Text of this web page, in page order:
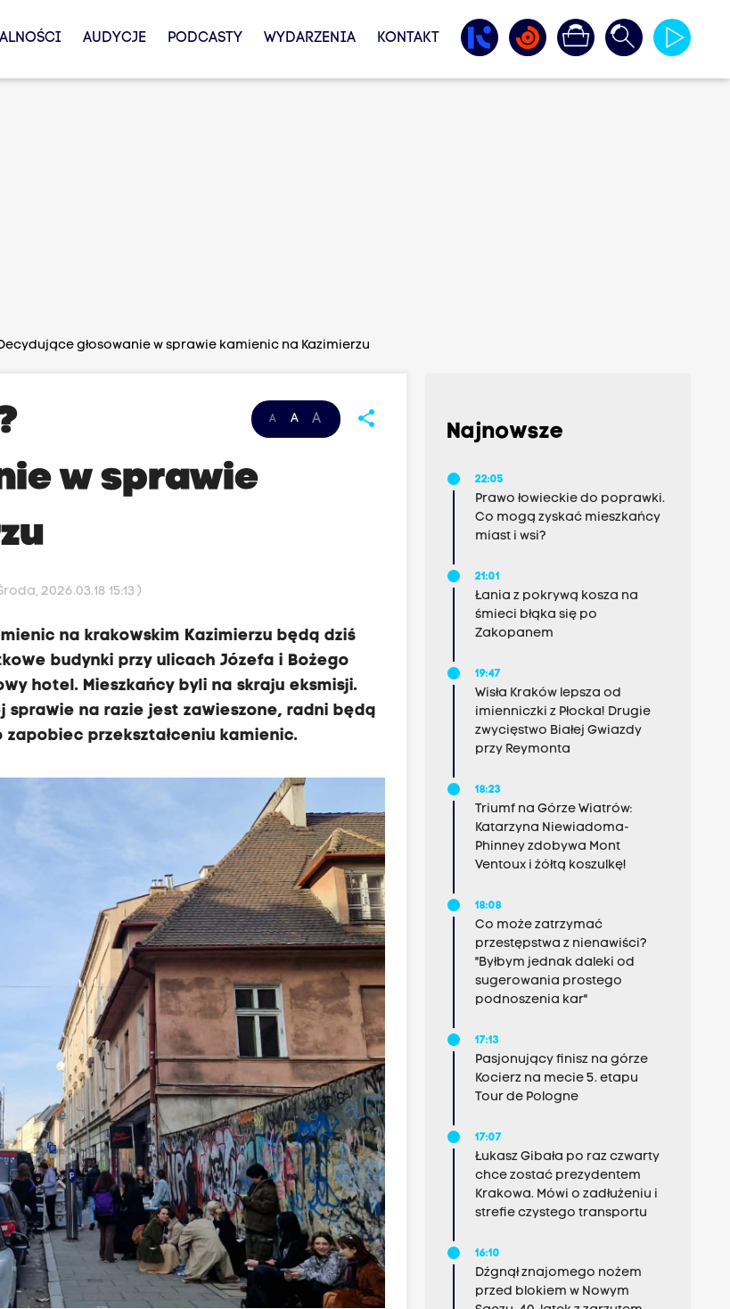
AUDYCJE PODCASTY WYDARZENIA KONTAKT
głosowanie w sprawie kamienic na Kazimierzu
A A A share
w sprawie
2026.03.18 15:13 )
na krakowskim Kazimierzu będą dziś
budynki przy ulicach Józefa i Bożego
hotel. Mieszkańcy byli na skraju eksmisji.
na razie jest zawieszone, radni będą
przekształceniu kamienic.
Najnowsze
22:05
Prawo łowieckie do poprawki.
Co mogą zyskać mieszkańcy
miast i wsi?
21:01
Łania z pokrywą kosza na
śmieci błąka się po
Zakopanem
19:47
Wisła Kraków lepsza od
imienniczki z Płocka! Drugie
zwycięstwo Białej Gwiazdy
przy Reymonta
18:23
Triumf na Górze Wiatrów:
Katarzyna Niewiadoma-
Phinney zdobywa Mont
Ventoux i żółtą koszulkę!
18:08
Co może zatrzymać
przestępstwa z nienawiści?
"Byłbym jednak daleki od
sugerowania prostego
podnoszenia kar"
17:13
Pasjonujący finisz na górze
Kocierz na mecie 5. etapu
Tour de Pologne
17:07
Łukasz Gibała po raz czwarty
chce zostać prezydentem
Krakowa. Mówi o zadłużeniu i
strefie czystego transportu
16:10
Dźgnął znajomego nożem
przed blokiem w Nowym